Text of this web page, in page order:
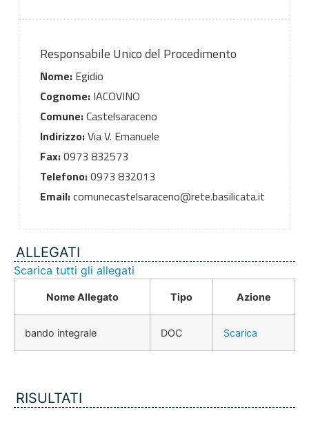
Responsabile Unico del Procedimento
Nome:Egidio
Cognome:IACOVINO
Comune:Castelsaraceno
Indirizzo:Via V. Emanuele
Fax:0973 832573
Telefono:0973 832013
Email:comunecastelsaraceno@rete.basilicata.it
ALLEGATI
Scarica tutti gli allegati
Nome Allegato Tipo Azione
bando integrale DOC Scarica
RISULTATI